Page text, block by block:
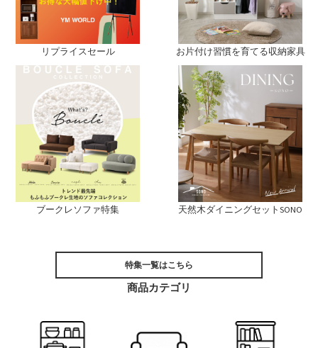
リプライスセール お片付け習慣を育てる収納家具
ブークレソファ特集 天然木ダイニングセットSONO
特集一覧はこちら
商品カテゴリ